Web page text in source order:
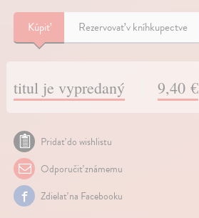
Kúpiť Rezervovať v kníhkupectve
titul je vypredaný 9,40 €
Pridať do wishlistu
Odporučiť známemu
Zdielať na Facebooku